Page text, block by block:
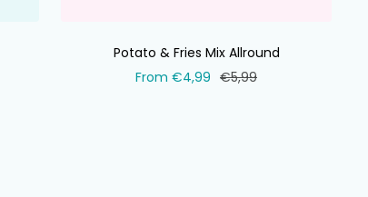
Potato & Fries Mix Allround
Selling
From €4,99 Normal
€5,99